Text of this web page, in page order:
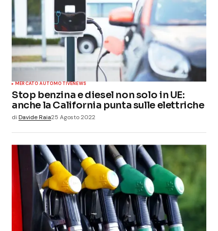
MERCATO AUTOMOTIVENEWS
Stop benzina e diesel non solo in UE:
anche la California punta sulle elettriche
di Davide Raia25 Agosto 2022